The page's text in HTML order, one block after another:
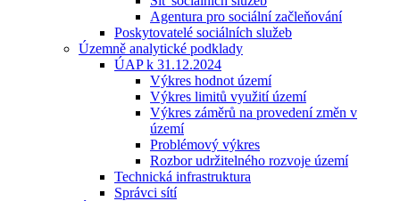
Agentura pro sociální začleňování
Poskytovatelé sociálních služeb
Územně analytické podklady
ÚAP k 31.12.2024
Výkres hodnot území
Výkres limitů využití území
Výkres záměrů na provedení změn v
území
Problémový výkres
Rozbor udržitelného rozvoje území
Technická infrastruktura
Správci sítí